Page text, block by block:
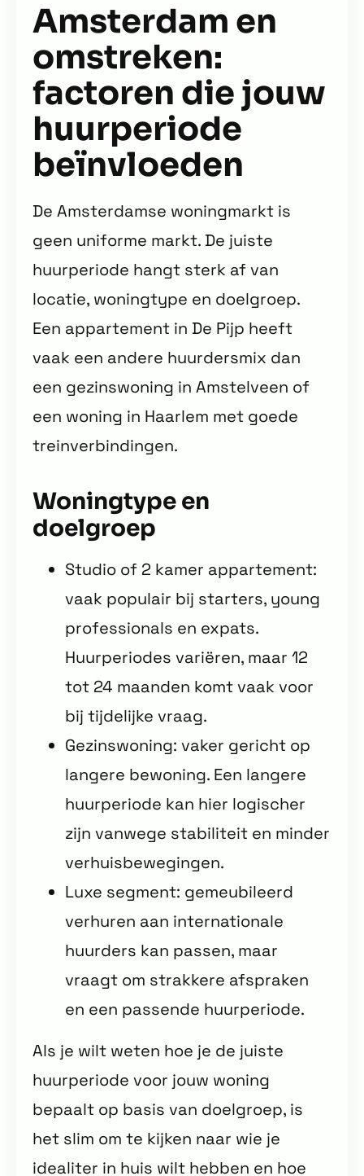
Amsterdam en
omstreken:
factoren die jouw
huurperiode
beïnvloeden
De Amsterdamse woningmarkt is
geen uniforme markt. De juiste
huurperiode hangt sterk af van
locatie, woningtype en doelgroep.
Een appartement in De Pijp heeft
vaak een andere huurdersmix dan
een gezinswoning in Amstelveen of
een woning in Haarlem met goede
treinverbindingen.
Woningtype en
doelgroep
Studio of 2 kamer appartement:
vaak populair bij starters, young
professionals en expats.
Huurperiodes variëren, maar 12
tot 24 maanden komt vaak voor
bij tijdelijke vraag.
Gezinswoning: vaker gericht op
langere bewoning. Een langere
huurperiode kan hier logischer
zijn vanwege stabiliteit en minder
verhuisbewegingen.
Luxe segment: gemeubileerd
verhuren aan internationale
huurders kan passen, maar
vraagt om strakkere afspraken
en een passende huurperiode.
Als je wilt weten hoe je de juiste
huurperiode voor jouw woning
bepaalt op basis van doelgroep, is
het slim om te kijken naar wie je
idealiter in huis wilt hebben en hoe